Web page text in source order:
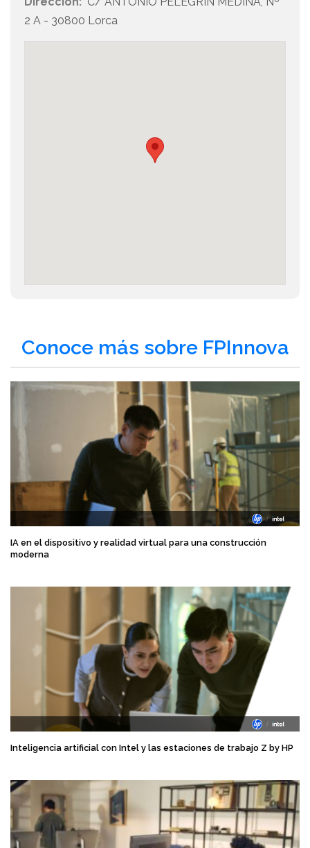
2 A - 30800 Lorca
Conoce más sobre FPInnova
IA en el dispositivo y realidad virtual para una construcción
moderna
Inteligencia artificial con Intel y las estaciones de trabajo Z by HP